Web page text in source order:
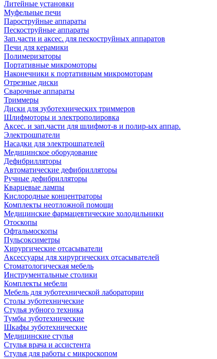
Литейные установки
Муфельные печи
Пароструйные аппараты
Пескоструйные аппараты
Зап.части и аксес. для пескоструйных аппаратов
Печи для керамики
Полимеризаторы
Портативные микромоторы
Наконечники к портативным микромоторам
Отрезные диски
Сварочные аппараты
Триммеры
Диски для зуботехнических триммеров
Шлифмоторы и электрополировка
Аксес. и зап.части для шлифмот-в и полир-ых аппар.
Электрошпатели
Насадки для электрошпателей
Медицинское оборудование
Дефибрилляторы
Автоматические дефибрилляторы
Ручные дефибрилляторы
Кварцевые лампы
Кислородные концентраторы
Комплекты неотложной помощи
Медицинские фармацевтические холодильники
Отоскопы
Офтальмоскопы
Пульсоксиметры
Хирургические отсасыватели
Аксессуары для хирургических отсасывателей
Стоматологическая мебель
Инструментальные столики
Комплекты мебели
Мебель для зуботехнической лаборатории
Столы зуботехнические
Стулья зубного техника
Тумбы зуботехнические
Шкафы зуботехнические
Медицинские стулья
Стулья врача и ассистента
Стулья для работы с микроскопом